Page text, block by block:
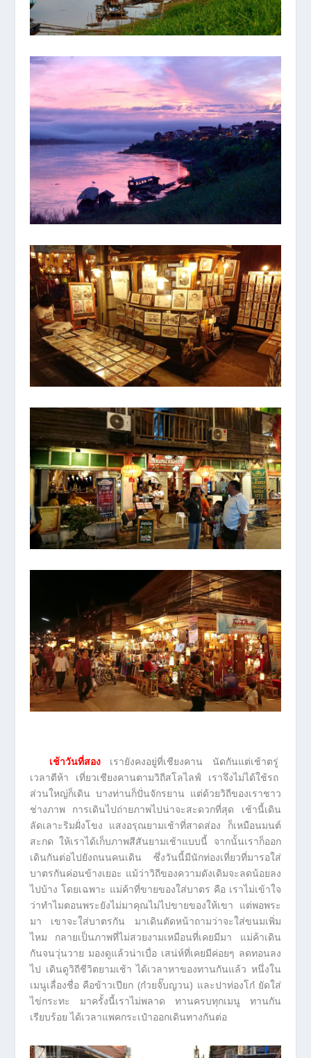
เช้าวันที่สองเรายังคงอยู่ที่เชียงคาน นัดกันแต่เช้าตรู่
เวลาตีห้า เที่ยวเชียงคานตามวิถีสโลไลฟ์ เราจึงไม่ได้ใช้รถ
ส่วนใหญ่ก็เดิน บางท่านก็ปั่นจักรยาน แต่ด้วยวิถีของเราชาว
ช่างภาพ การเดินไปถ่ายภาพไปน่าจะสะดวกที่สุด เช้านี้เดิน
ลัดเลาะริมฝั่งโขง แสงอรุณยามเช้าที่สาดส่อง ก็เหมือนมนต์
สะกด ให้เราได้เก็บภาพสีสันยามเช้าแบบนี้ จากนั้นเราก็ออก
เดินกันต่อไปยังถนนคนเดิน ซึ่งวันนี้มีนักท่องเที่ยวที่มารอใส่
บาตรกันค่อนข้างเยอะ แม้ว่าวิถีของความดังเดิมจะลดน้อยลง
ไปบ้าง โดยเฉพาะ แม่ค้าที่ขายของใส่บาตร คือ เราไม่เข้าใจ
ว่าทำไมตอนพระยังไม่มาคุณไม่ไปขายของให้เขา แต่พอพระ
มา เขาจะใส่บาตรกัน มาเดินตัดหน้าถามว่าจะใส่ขนมเพิ่ม
ไหม กลายเป็นภาพที่ไม่สวยงามเหมือนที่เคยมีมา แม่ค้าเดิน
กันจนวุ่นวาย มองดูแล้วน่าเบื่อ เสน่ห์ที่เคยมีค่อยๆ ลดทอนลง
ไป เดินดูวิถีชีวิตยามเช้า ได้เวลาหาของทานกันแล้ว หนึ่งใน
เมนูเลื่องชื่อ คือข้าวเปียก (ก๋วยจั๊บญวน) และปาท่องโก๋ ยัดใส่
ไข่กระทะ มาครั้งนี้เราไม่พลาด ทานครบทุกเมนู ทานกัน
เรียบร้อย ได้เวลาแพคกระเป๋าออกเดินทางกันต่อ